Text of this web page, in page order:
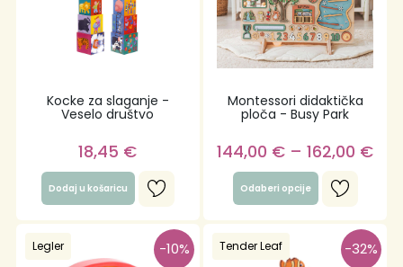
Kocke za slaganje -
Veselo društvo
18,45 €
Dodaj u košaricu
Montessori didaktička
ploča - Busy Park
144,00 € – 162,00 €
Odaberi opcije
Legler -10% Tender Leaf -32%